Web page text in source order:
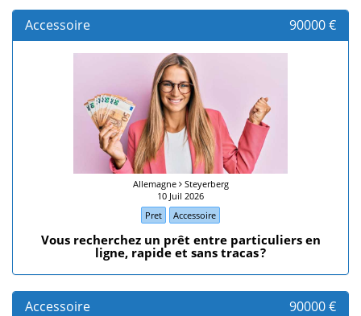
Accessoire 90000 €
Allemagne Steyerberg
10 Juil 2026
Pret
Accessoire
​Vous recherchez un prêt entre particuliers en
ligne, rapide et sans tracas ?
Accessoire 90000 €